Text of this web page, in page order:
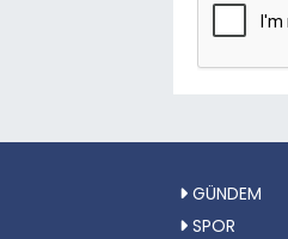
GÜNDEM
SPOR